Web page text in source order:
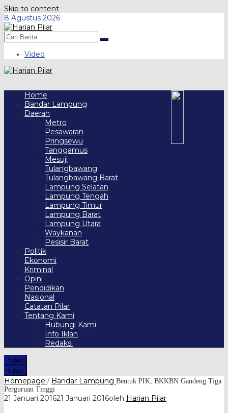
Skip to content
8 Agustus 2026
Video
Home
Bandar Lampung
Daerah
Metro
Pesawaran
Pringsewu
Tanggamus
Mesuji
Tulangbawang
Tulangbawang Barat
Lampung Selatan
Lampung Tengah
Lampung Timur
Lampung Barat
Lampung Utara
Waykanan
Pesisir Barat
Politik
Ekonomi
Kriminal
Opini
Pendidikan
Nasional
Catatan Pilar
Tentang Kami
Hubungi Kami
Info Iklan
Redaksi
tutup
tutup
Homepage / Bandar Lampung Bentuk PIK, BKKBN Gandeng Tiga
Perguruan Tinggi
21 Januari 201621 Januari 2016oleh Harian Pilar